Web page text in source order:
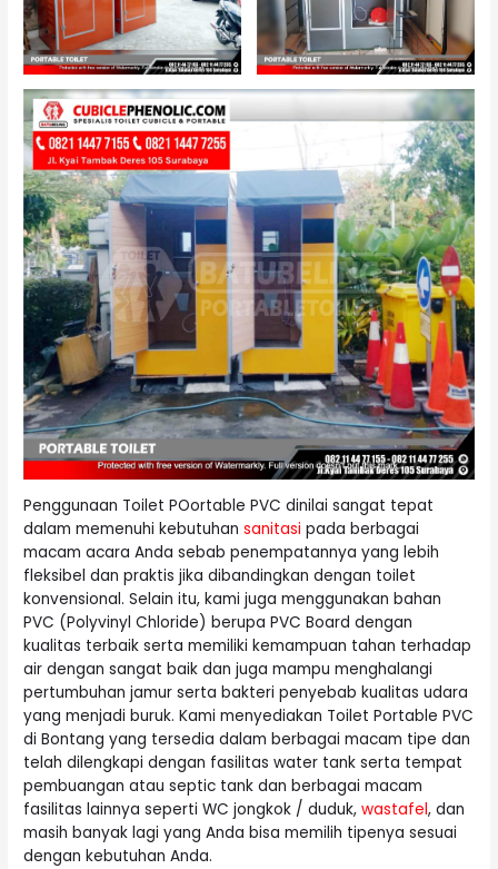
Penggunaan Toilet POortable PVC dinilai sangat tepat
dalam memenuhi kebutuhansanitasi pada berbagai
macam acara Anda sebab penempatannya yang lebih
fleksibel dan praktis jika dibandingkan dengan toilet
konvensional. Selain itu, kami juga menggunakan bahan
PVC (Polyvinyl Chloride) berupa PVC Board dengan
kualitas terbaik serta memiliki kemampuan tahan terhadap
air dengan sangat baik dan juga mampu menghalangi
pertumbuhan jamur serta bakteri penyebab kualitas udara
yang menjadi buruk. Kami menyediakan Toilet Portable PVC
di Bontang yang tersedia dalam berbagai macam tipe dan
telah dilengkapi dengan fasilitas water tank serta tempat
pembuangan atau septic tank dan berbagai macam
fasilitas lainnya seperti WC jongkok / duduk,wastafel, dan
masih banyak lagi yang Anda bisa memilih tipenya sesuai
dengan kebutuhan Anda.